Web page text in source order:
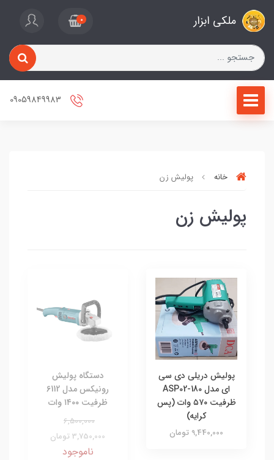
ملکی ابزار 0
خانه پولیش زن
پولیش زن
پولیش دریلی دی سی
ای مدل ASP02-180
ظرفیت ۵۷۰ وات (پس
کرایه)
9,440,000 تومان
دستگاه پولیش
رونیکس مدل 6112
ظرفیت ۱۴۰۰ وات
6,500,000
3,750,000 تومان
ناموجود